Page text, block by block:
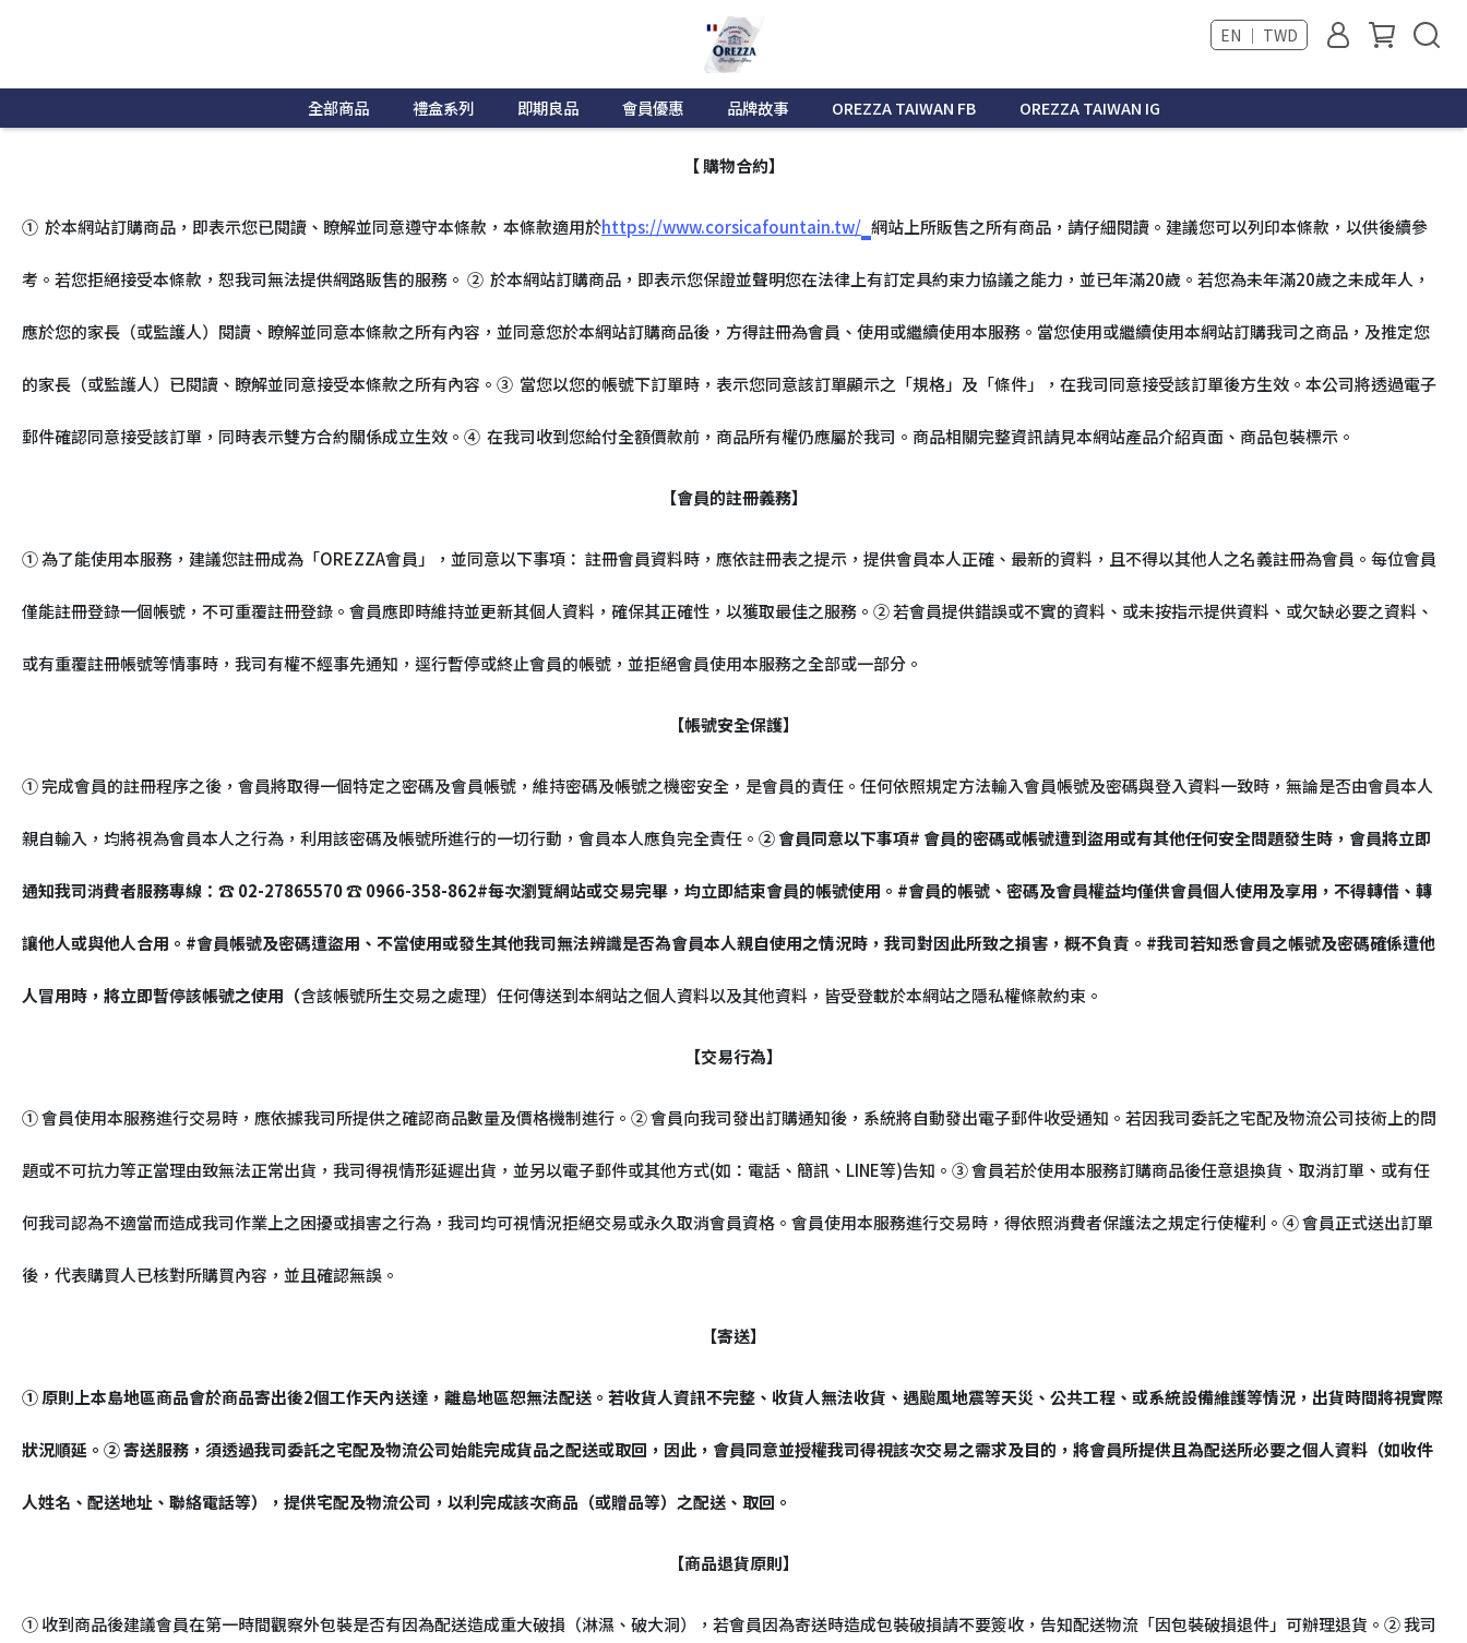
EN ｜ TWD
全部商品 禮盒系列 即期良品 會員優惠 品牌故事 OREZZA TAIWAN FB OREZZA TAIWAN IG
【 購物合約】
① 於本網站訂購商品，即表示您已閱讀、瞭解並同意遵守本條款，本條款適用於https://www.corsicafountain.tw/ 網站上所販售之所有商品，請仔細閱讀。建議您可以列印本條款，以供後續參
考。若您拒絕接受本條款，恕我司無法提供網路販售的服務。 ② 於本網站訂購商品，即表示您保證並聲明您在法律上有訂定具約束力協議之能力，並已年滿20歲。若您為未年滿20歲之未成年人，
應於您的家長（或監護人）閱讀、瞭解並同意本條款之所有內容，並同意您於本網站訂購商品後，方得註冊為會員、使用或繼續使用本服務。當您使用或繼續使用本網站訂購我司之商品，及推定您
的家長（或監護人）已閱讀、瞭解並同意接受本條款之所有內容。③ 當您以您的帳號下訂單時，表示您同意該訂單顯示之「規格」及「條件」，在我司同意接受該訂單後方生效。本公司將透過電子
郵件確認同意接受該訂單，同時表示雙方合約關係成立生效。④ 在我司收到您給付全額價款前，商品所有權仍應屬於我司。商品相關完整資訊請見本網站產品介紹頁面、商品包裝標示。
【會員的註冊義務】
① 為了能使用本服務，建議您註冊成為「OREZZA會員」，並同意以下事項： 註冊會員資料時，應依註冊表之提示，提供會員本人正確、最新的資料，且不得以其他人之名義註冊為會員。每位會員
僅能註冊登錄一個帳號，不可重覆註冊登錄。會員應即時維持並更新其個人資料，確保其正確性，以獲取最佳之服務。② 若會員提供錯誤或不實的資料、或未按指示提供資料、或欠缺必要之資料、
或有重覆註冊帳號等情事時，我司有權不經事先通知，逕行暫停或終止會員的帳號，並拒絕會員使用本服務之全部或一部分。
【帳號安全保護】
① 完成會員的註冊程序之後，會員將取得一個特定之密碼及會員帳號，維持密碼及帳號之機密安全，是會員的責任。任何依照規定方法輸入會員帳號及密碼與登入資料一致時，無論是否由會員本人
親自輸入，均將視為會員本人之行為，利用該密碼及帳號所進行的一切行動，會員本人應負完全責任。 ② 會員同意以下事項# 會員的密碼或帳號遭到盜用或有其他任何安全問題發生時，會員將立即
通知我司消費者服務專線：☎ 02-27865570 ☎ 0966-358-862#每次瀏覽網站或交易完畢，均立即結束會員的帳號使用。#會員的帳號、密碼及會員權益均僅供會員個人使用及享用，不得轉借、轉
讓他人或與他人合用。#會員帳號及密碼遭盜用、不當使用或發生其他我司無法辨識是否為會員本人親自使用之情況時，我司對因此所致之損害，概不負責。#我司若知悉會員之帳號及密碼確係遭他
人冒用時，將立即暫停該帳號之使用（含該帳號所生交易之處理）任何傳送到本網站之個人資料以及其他資料，皆受登載於本網站之隱私權條款約束。
【交易行為】
① 會員使用本服務進行交易時，應依據我司所提供之確認商品數量及價格機制進行。② 會員向我司發出訂購通知後，系統將自動發出電子郵件收受通知。若因我司委託之宅配及物流公司技術上的問
題或不可抗力等正當理由致無法正常出貨，我司得視情形延遲出貨，並另以電子郵件或其他方式(如：電話、簡訊、LINE等)告知。③ 會員若於使用本服務訂購商品後任意退換貨、取消訂單、或有任
何我司認為不適當而造成我司作業上之困擾或損害之行為，我司均可視情況拒絕交易或永久取消會員資格。會員使用本服務進行交易時，得依照消費者保護法之規定行使權利。④ 會員正式送出訂單
後，代表購買人已核對所購買內容，並且確認無誤。
【寄送】
① 原則上本島地區商品會於商品寄出後2個工作天內送達，離島地區恕無法配送。若收貨人資訊不完整、收貨人無法收貨、遇颱風地震等天災、公共工程、或系統設備維護等情況，出貨時間將視實際
狀況順延。② 寄送服務，須透過我司委託之宅配及物流公司始能完成貨品之配送或取回，因此，會員同意並授權我司得視該次交易之需求及目的，將會員所提供且為配送所必要之個人資料（如收件
人姓名、配送地址、聯絡電話等），提供宅配及物流公司，以利完成該次商品（或贈品等）之配送、取回。
【商品退貨原則】
① 收到商品後建議會員在第一時間觀察外包裝是否有因為配送造成重大破損（淋濕、破大洞），若會員因為寄送時造成包裝破損請不要簽收，告知配送物流「因包裝破損退件」可辦理退貨。② 我司